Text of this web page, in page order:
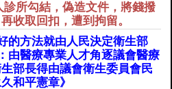
所勾結，偽造文件，將錢撥
收取回扣，遭到拘留。
的方法就由人民決定衛生部
由醫療專業人才角逐議會醫療
部長得由議會衛生委員會民
和平憲章》